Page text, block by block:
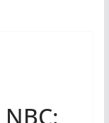
σαρώνει την